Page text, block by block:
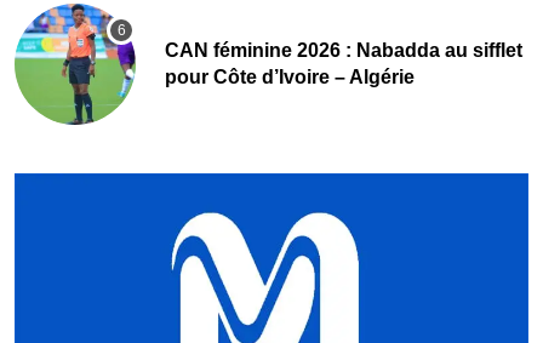
‎CAN féminine 2026 : Nabadda au sifflet
pour Côte d’Ivoire – Algérie